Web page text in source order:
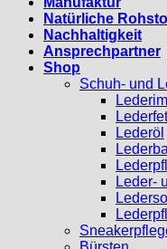
Natürliche
Nachhaltigkeit
Ansprechpartner
Shop
Schuh- und
Lederöl
Leder-